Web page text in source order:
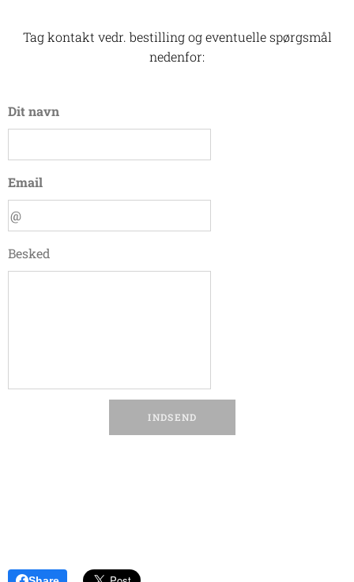
Tag kontakt vedr. bestilling og eventuelle spørgsmål
nedenfor:
Dit navn
Email
Besked
INDSEND